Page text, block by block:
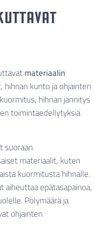
materiaalin
kunto ja ohjainten
hihnan jännitys
toimintaedellytyksiä
suoraan
materiaalit, kuten
kuormitusta hihnalle.
epätasapainoa,
Pölymäärä ja
ohjainten